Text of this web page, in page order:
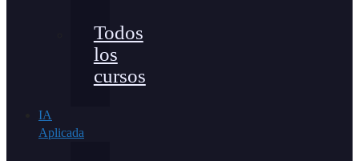
Todos
los
cursos
IA
Aplicada